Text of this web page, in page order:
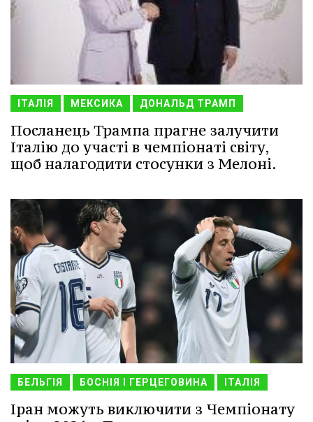
ІТАЛІЯ МЕКСИКА ДОНАЛЬД ТРАМП
Посланець Трампа прагне залучити
Італію до участі в чемпіонаті світу,
щоб налагодити стосунки з Мелоні.
БЕЛЬГІЯ БОСНІЯ І ГЕРЦЕГОВИНА ІТАЛІЯ
Іран можуть виключити з Чемпіонату